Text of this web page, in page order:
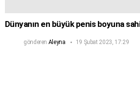
Dünyanın en büyük penis boyuna
gönderen Aleyna 19 Şubat 2023, 17:29